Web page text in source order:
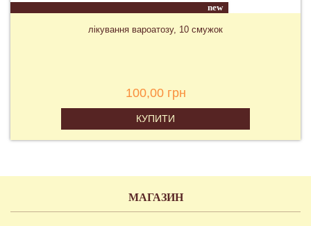
new
лікування вароатозу, 10 смужок
100,00 грн
КУПИТИ
МАГАЗИН